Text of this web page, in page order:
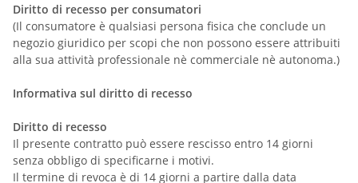
Diritto di recesso per consumatori
(Il consumatore è qualsiasi persona fisica che conclude un
negozio giuridico per scopi che non possono essere attribuiti
alla sua attività professionale nè commerciale nè autonoma.)
Informativa sul diritto di recesso
Diritto di recesso
Il presente contratto può essere rescisso entro 14 giorni
senza obbligo di specificarne i motivi.
Il termine di revoca è di 14 giorni a partire dalla data